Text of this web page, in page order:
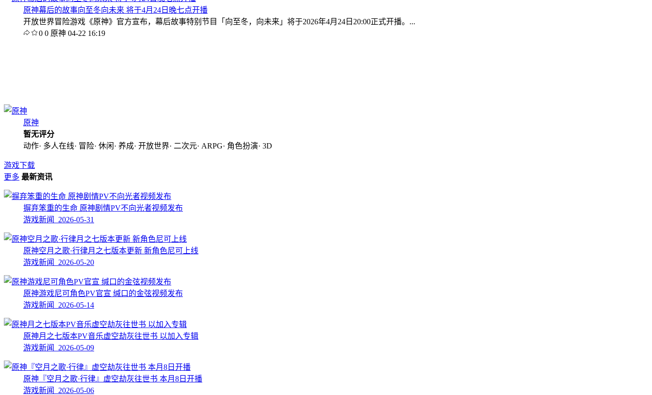
原神幕后的故事向至冬向未来 将于4月24日晚七点开播
开放世界冒险游戏《原神》官方宣布，幕后故事特别节目「向至冬，向未来」将于2026年4月24日20:00正式开播。...
0 0 原神 04-22 16:19
原神
暂无评分
动作· 多人在线· 冒险· 休闲· 养成· 开放世界· 二次元· ARPG· 角色扮演· 3D
游戏下载
更多 最新资讯
摒弃笨重的生命 原神剧情PV不向光者视频发布
游戏新闻 2026-05-31
原神空月之歌·行律月之七版本更新 新角色尼可上线
游戏新闻 2026-05-20
原神游戏尼可角色PV官宣 缄口的金弦视频发布
游戏新闻 2026-05-14
原神月之七版本PV音乐虚空劫灰往世书 以加入专辑
游戏新闻 2026-05-09
原神『空月之歌·行律』虚空劫灰往世书 本月8日开播
游戏新闻 2026-05-06